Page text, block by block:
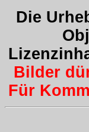
Die
Bilder
Für